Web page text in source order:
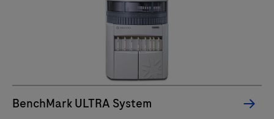
BenchMark ULTRA System